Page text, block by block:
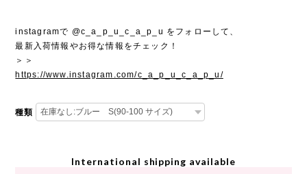
instagramで @c_a_p_u_c_a_p_u をフォローして、
最新入荷情報やお得な情報をチェック！
＞＞
https://www.instagram.com/c_a_p_u_c_a_p_u/
種類
International shipping available